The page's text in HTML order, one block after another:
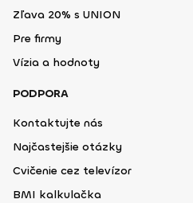
Zľava 20% s UNION
Pre firmy
Vízia a hodnoty
PODPORA
Kontaktujte nás
Najčastejšie otázky
Cvičenie cez televízor
BMI kalkulačka